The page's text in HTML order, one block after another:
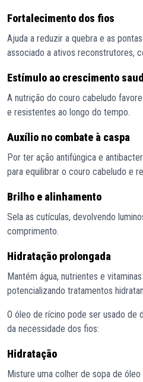
Fortalecimento dos fios
Ajuda a reduzir a quebra e as
associado a ativos reconstrutores,
Estímulo ao crescimento
A nutrição do couro cabeludo
e resistentes ao longo do tempo.
Auxílio no combate à caspa
Por ter ação antifúngica e
para equilibrar o couro cabeludo e
Brilho e alinhamento
Sela as cutículas, devolvendo
comprimento.
Hidratação prolongada
Mantém água, nutrientes e
potencializando tratamentos
O óleo de rícino pode ser usado de
da necessidade dos fios:
Hidratação
Misture uma colher de sopa de